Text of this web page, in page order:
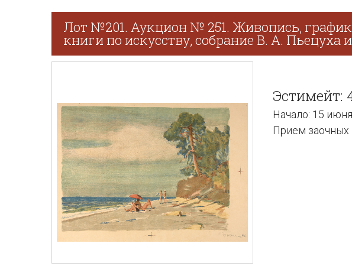
Лот №201. Аукцион № 251. Живопись,
книги по искусству, собрание В. А.
Эстимейт:
Начало: 15
Прием заочных